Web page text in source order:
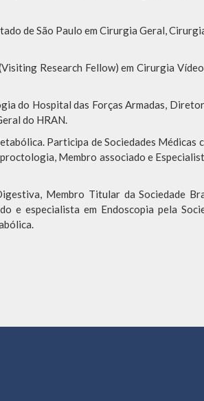
de São Paulo em Cirurgia Geral,
Research Fellow) em Cirurgia
do Hospital das Forças Armadas,
do HRAN.
Participa de Sociedades
Membro associado e
Membro Titular da Sociedade
especialista em Endoscopia pela